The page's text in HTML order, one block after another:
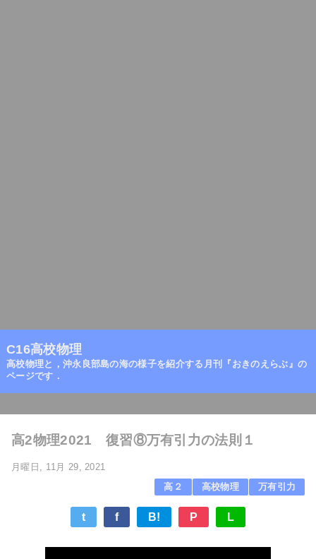
C16高校物理
高校物理と，沖永良部島の海の様子を紹介する月刊『おきのえらぶ』の
ページです．
高2物理2021 復習⑧万有引力の法則１
月曜日, 11月 29, 2021
高２
高校物理 万有引力
t f B! P L